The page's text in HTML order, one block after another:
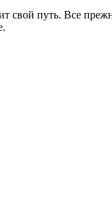
свой путь. Все